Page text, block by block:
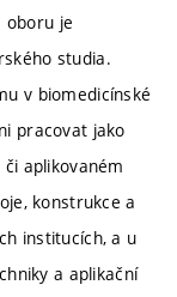
oboru je
studia.
v biomedicínské
pracovat jako
aplikovaném
konstrukce a
institucích, a u
a aplikační